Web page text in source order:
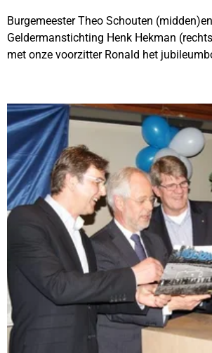
Burgemeester Theo Schouten
Geldermanstichting Henk Hekman
met onze voorzitter Ronald het